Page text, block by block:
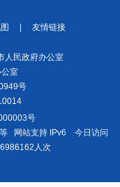
| 友情链接
人民政府办公室
室
号
号
网站支持 IPv6
今日访问
人次